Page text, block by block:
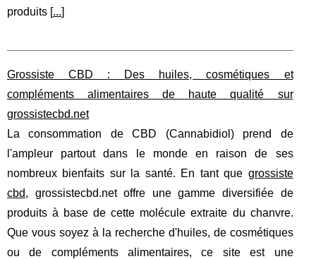
produits [...]
Grossiste CBD : Des huiles, cosmétiques et
compléments alimentaires de haute qualité sur
grossistecbd.net
La consommation de CBD (Cannabidiol) prend de
l'ampleur partout dans le monde en raison de ses
nombreux bienfaits sur la santé. En tant que grossiste
cbd, grossistecbd.net offre une gamme diversifiée de
produits à base de cette molécule extraite du chanvre.
Que vous soyez à la recherche d'huiles, de cosmétiques
ou de compléments alimentaires, ce site est une